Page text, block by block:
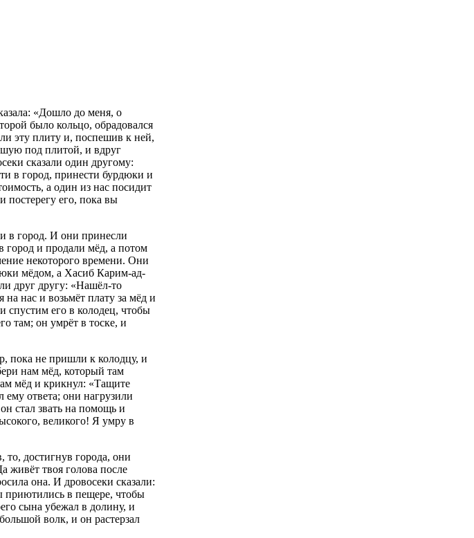
«Дошло до меня, о
было кольцо, обрадовался
эту плиту и, поспешив к ней,
под плитой, и вдруг
сказали один другому:
в город, принести бурдюки и
а один из нас посидит
постерегу его, пока вы
в город. И они принесли
город и продали мёд, а потом
некоторого времени. Они
мёдом, а Хасиб Карим-ад-
друг другу: «Нашёл-то
нас и возьмёт плату за мёд и
спустим его в колодец, чтобы
там; он умрёт в тоске, и
пока не пришли к колодцу, и
нам мёд, который там
мёд и крикнул: «Тащите
ему ответа; они нагрузили
стал звать на помощь и
великого! Я умру в
достигнув города, они
живёт твоя голова после
она. И дровосеки сказали:
приютились в пещере, чтобы
сына убежал в долину, и
волк, и он растерзал